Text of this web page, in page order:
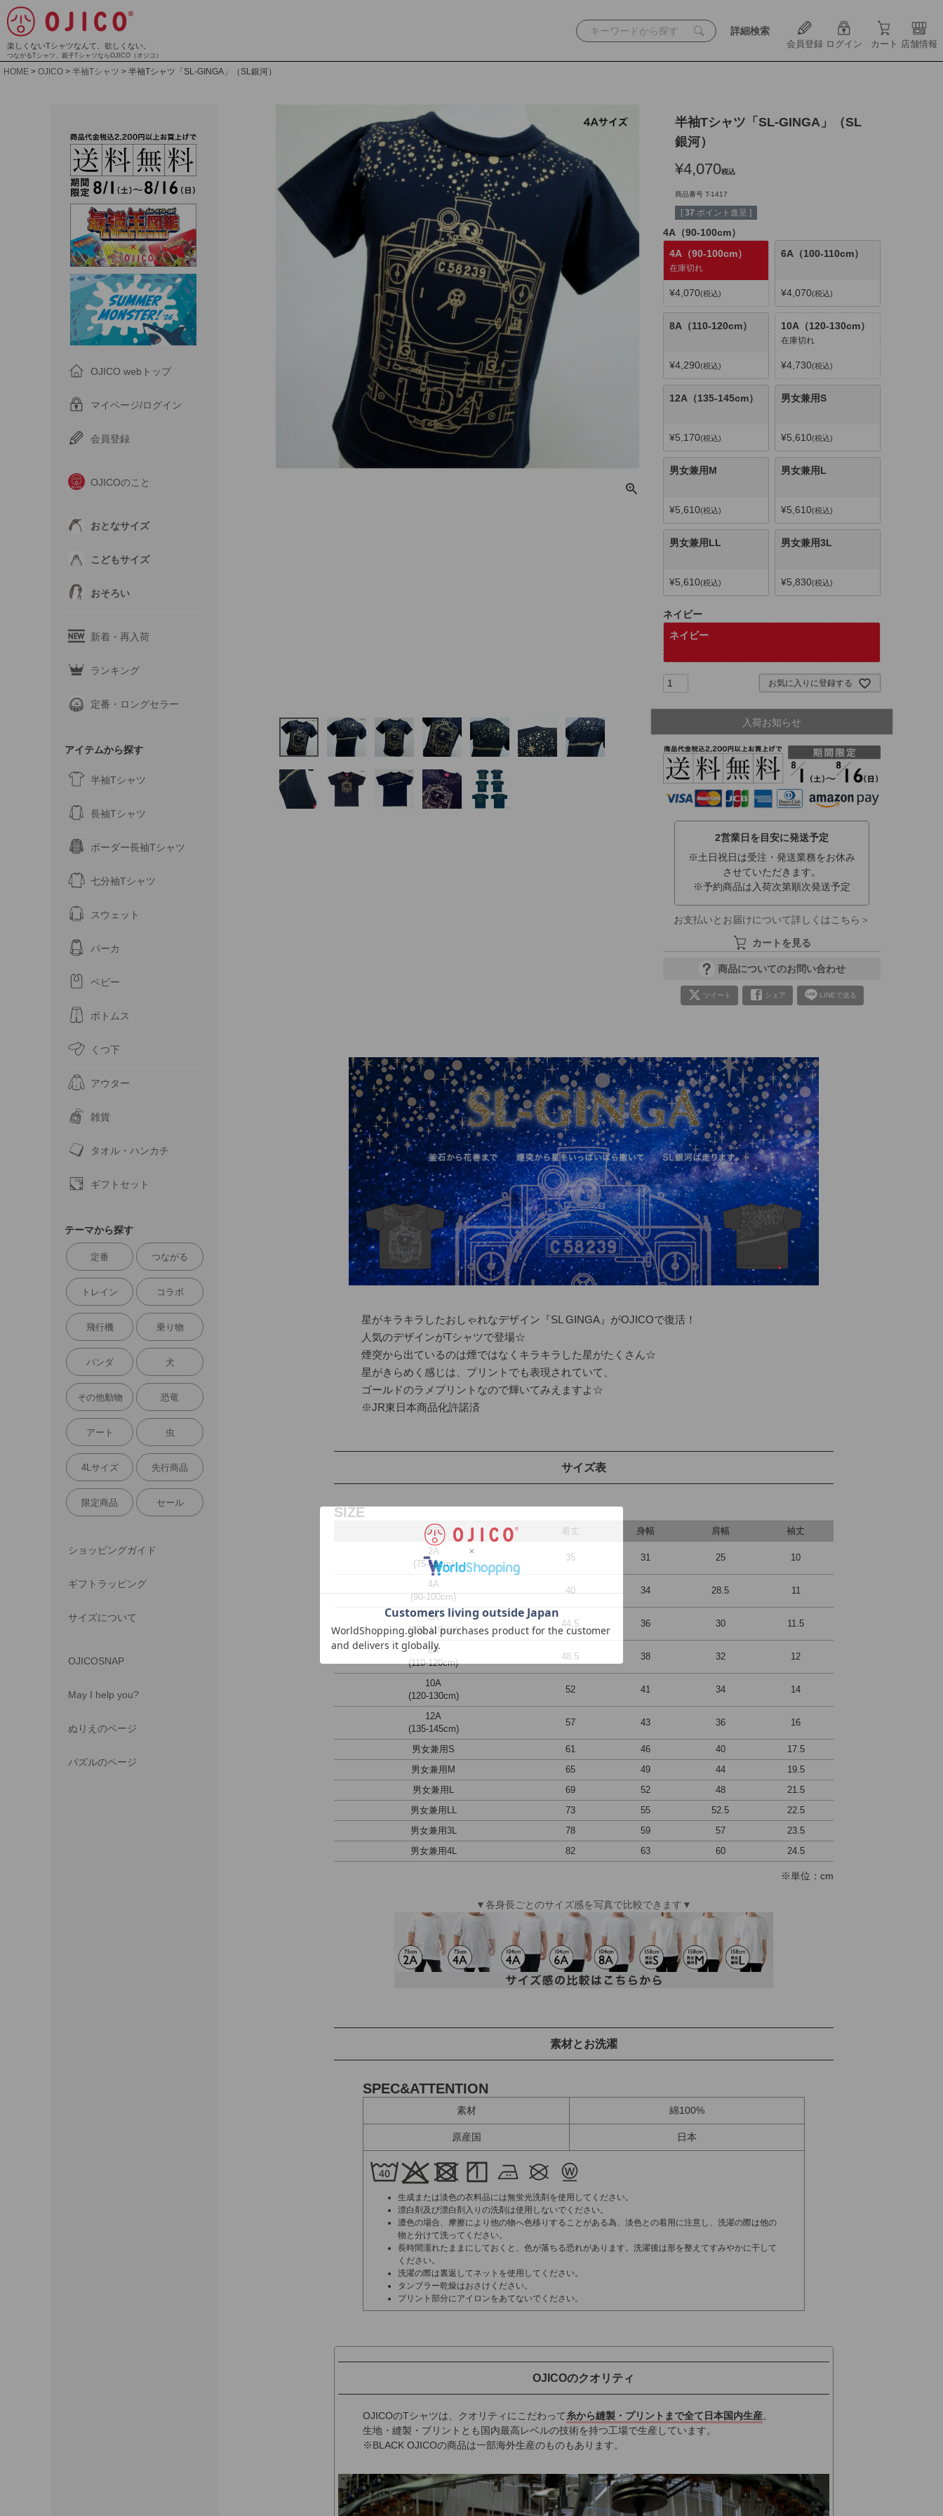
楽しくないTシャツなんて、欲しくない。
つながるTシャツ、親子TシャツならOJICO（オジコ）
詳細検索
会員登録 ログイン カート 店舗情報
HOME OJICO 半袖Tシャツ 半袖Tシャツ「SL-GINGA」（SL銀河）
OJICO webトップ
マイページ/ログイン
会員登録
OJICOのこと
おとなサイズ
こどもサイズ
おそろい
新着・再入荷
ランキング
定番・ロングセラー
アイテムから探す
半袖Tシャツ
長袖Tシャツ
ボーダー長袖Tシャツ
七分袖Tシャツ
スウェット
パーカ
ベビー
ボトムス
くつ下
アウター
雑貨
タオル・ハンカチ
ギフトセット
テーマから探す
定番 つながる
トレイン コラボ
飛行機 乗り物
パンダ 犬
その他動物 恐竜
アート 虫
4Lサイズ 先行商品
限定商品 セール
ショッピングガイド
ギフトラッピング
サイズについて
OJICOSNAP
May I help you?
ぬりえのページ
パズルのページ
半袖Tシャツ「SL-GINGA」（SL
銀河）
¥4,070税込
商品番号 T-1417
[ 37 ポイント進呈 ]
4A（90-100cm）
4A（90-100cm）
在庫切れ
¥4,070 税込
6A（100-110cm）
¥4,070 税込
8A（110-120cm）
¥4,290 税込
10A（120-130cm）
在庫切れ
¥4,730 税込
12A（135-145cm）
¥5,170 税込
男女兼用S
¥5,610 税込
男女兼用M
¥5,610 税込
男女兼用L
¥5,610 税込
男女兼用LL
¥5,610 税込
男女兼用3L
¥5,830 税込
ネイビー
ネイビー
お気に入りに登録する
入荷お知らせ
2営業日を目安に発送予定
※土日祝日は受注・発送業務をお休み
させていただきます。
※予約商品は入荷次第順次発送予定
お支払いとお届けについて詳しくはこちら＞
カートを見る
商品についてのお問い合わせ
ツイート シェア LINEで送る
星がキラキラしたおしゃれなデザイン『SL GINGA』がOJICOで復活！
人気のデザインがTシャツで登場☆
煙突から出ているのは煙ではなくキラキラした星がたくさん☆
星がきらめく感じは、プリントでも表現されていて、
ゴールドのラメプリントなので輝いてみえますよ☆
※JR東日本商品化許諾済
サイズ表
SIZE
表記 着丈 身幅 肩幅 袖丈
2A
(75-85cm)
35 31 25 10
4A
(90-100cm)
40 34 28.5 11
6A
(100-110cm)
44.5 36 30 11.5
8A
(110-120cm)
48.5 38 32 12
10A
(120-130cm)
52 41 34 14
12A
(135-145cm)
57 43 36 16
男女兼用S 61 46 40 17.5
男女兼用M 65 49 44 19.5
男女兼用L 69 52 48 21.5
男女兼用LL 73 55 52.5 22.5
男女兼用3L 78 59 57 23.5
男女兼用4L 82 63 60 24.5
※単位：cm
▼各身長ごとのサイズ感を写真で比較できます▼
素材とお洗濯
SPEC&ATTENTION
素材 綿100%
原産国 日本
生成または淡色の衣料品には無蛍光洗剤を使用してください。
漂白剤及び漂白剤入りの洗剤は使用しないでください。
濃色の場合、摩擦により他の物へ色移りすることがある為、淡色との着用に注意し、洗濯の際は他の
物と分けて洗ってください。
長時間濡れたままにしておくと、色が落ちる恐れがあります。洗濯後は形を整えてすみやかに干して
ください。
洗濯の際は裏返してネットを使用してください。
タンブラー乾燥はおさけください。
プリント部分にアイロンをあてないでください。
OJICOのクオリティ
OJICOのTシャツは、クオリティにこだわって糸から縫製・プリントまで全て日本国内生産。
生地・縫製・プリントとも国内最高レベルの技術を持つ工場で生産しています。
※BLACK OJICOの商品は一部海外生産のものもあります。